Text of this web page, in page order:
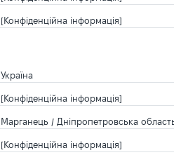
[Конфіденційна інформація]
Україна
[Конфіденційна інформація]
Марганець / Дніпропетровська
[Конфіденційна інформація]